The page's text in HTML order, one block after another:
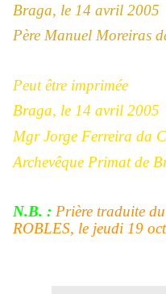
Braga, le 14 avril 2005
Père Manuel Moreiras
Peut être imprimée
Braga, le 14 avril 2005
Mgr Jorge Ferreira da
Archevêque Primat de
N.B. : Prière traduite
ROBLES, le jeudi 19